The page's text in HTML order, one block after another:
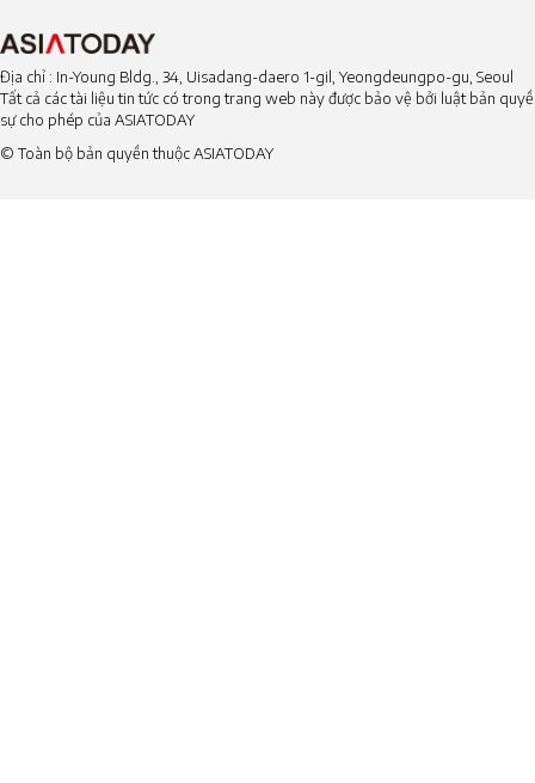
Địa chỉ : In-Young Bldg., 34, Uisadang-daero 1-gil, Yeongdeungpo-gu, Seoul
Tất cả các tài liệu tin tức có trong trang web này được bảo vệ bởi luật bản
sự cho phép của ASIATODAY
© Toàn bộ bản quyền thuộc ASIATODAY